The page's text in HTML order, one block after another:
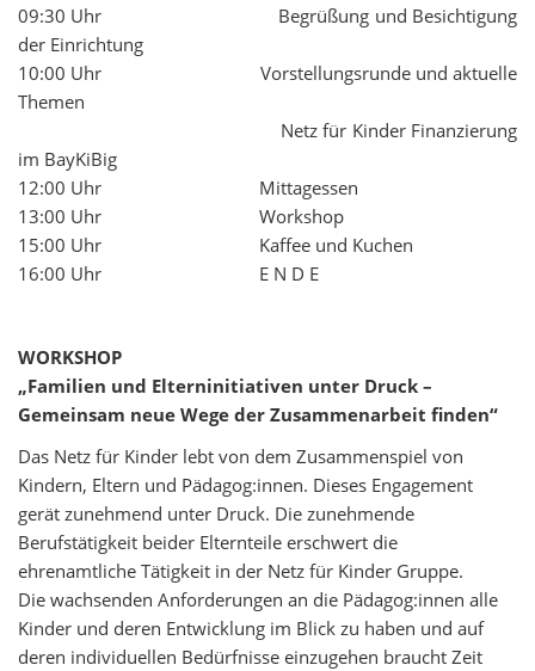
09:30 Uhr Begrüßung und Besichtigung
der Einrichtung
10:00 Uhr Vorstellungsrunde und aktuelle
Themen
Netz für Kinder Finanzierung
im BayKiBig
12:00 Uhr Mittagessen
13:00 Uhr Workshop
15:00 Uhr Kaffee und Kuchen
16:00 Uhr E N D E
WORKSHOP
„Familien und Elterninitiativen unter Druck –
Gemeinsam neue Wege der Zusammenarbeit finden“
Das Netz für Kinder lebt von dem Zusammenspiel von
Kindern, Eltern und Pädagog:innen. Dieses Engagement
gerät zunehmend unter Druck. Die zunehmende
Berufstätigkeit beider Elternteile erschwert die
ehrenamtliche Tätigkeit in der Netz für Kinder Gruppe.
Die wachsenden Anforderungen an die Pädagog:innen alle
Kinder und deren Entwicklung im Blick zu haben und auf
deren individuellen Bedürfnisse einzugehen braucht Zeit